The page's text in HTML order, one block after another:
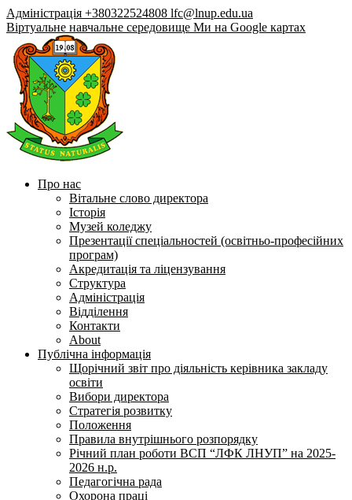
Адміністрація +380322524808 lfc@lnup.edu.ua
Віртуальне навчальне середовище Ми на Google картах
Про нас
Вітальне слово директора
Історія
Музей коледжу
Презентації спеціальностей (освітньо-професійних
програм)
Акредитація та ліцензування
Структура
Адміністрація
Відділення
Контакти
About
Публічна інформація
Щорічний звіт про діяльність керівника закладу
освіти
Вибори директора
Стратегія розвитку
Положення
Правила внутрішнього розпорядку
Річний план роботи ВСП “ЛФК ЛНУП” на 2025-
2026 н.р.
Педагогічна рада
Охорона праці